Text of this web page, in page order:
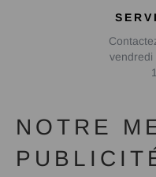
vendredi
NOTRE